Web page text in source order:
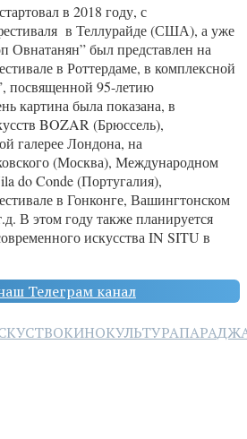
в 2018 году, с
в Теллурайде (США), а уже
Овнатанян” был представлен на
в Роттердаме, в комплексной
посвященной 95-летию
картина была показана, в
BOZAR (Брюссель),
галерее Лондона, на
(Москва), Международном
do Conde (Португалия),
в Гонконге, Вашингтонском
В этом году также планируется
искусства IN SITU в
Телеграм канал
КИНОКУЛЬТУРА